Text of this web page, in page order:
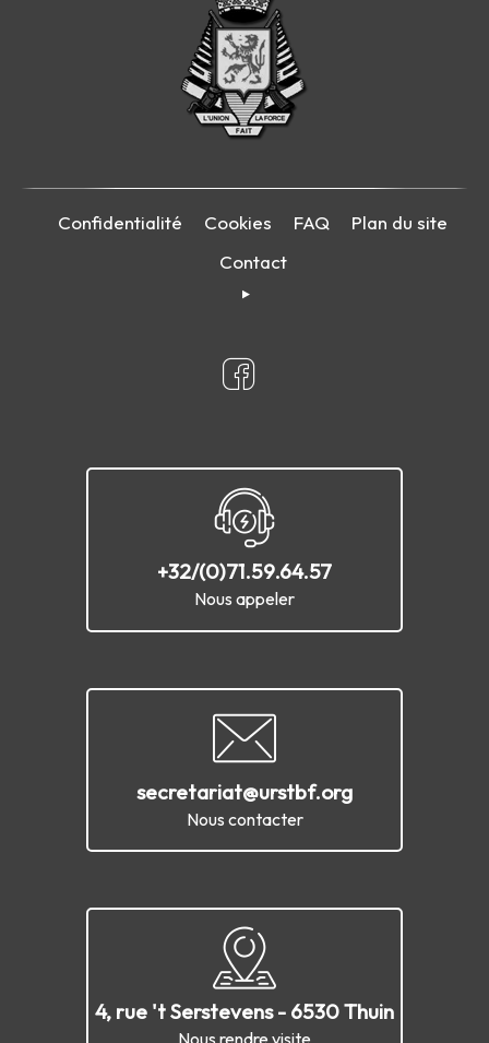
Confidentialité Cookies FAQ
Plan du site
Contact
+32/(0)71.59.64.57
Nous appeler
secretariat@urstbf.org
Nous contacter
4, rue 't Serstevens - 6530 Thuin